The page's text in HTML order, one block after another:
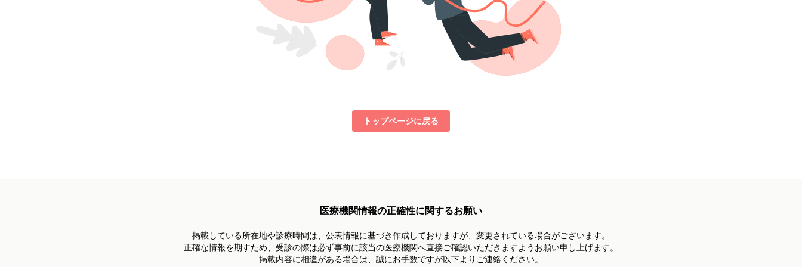
トップページに戻る
医療機関情報の正確性に関するお願い
掲載している所在地や診療時間は、 公表情報に基づき作成しておりますが、 変更されている場合がございます。
正確な情報を期すため、受診の際は必ず事前に該当の医療機関へ直接ご確認いただきますよう お願い申し上げます。
掲載内容に相違がある場合は、 誠にお手数ですが以下よりご連絡ください。